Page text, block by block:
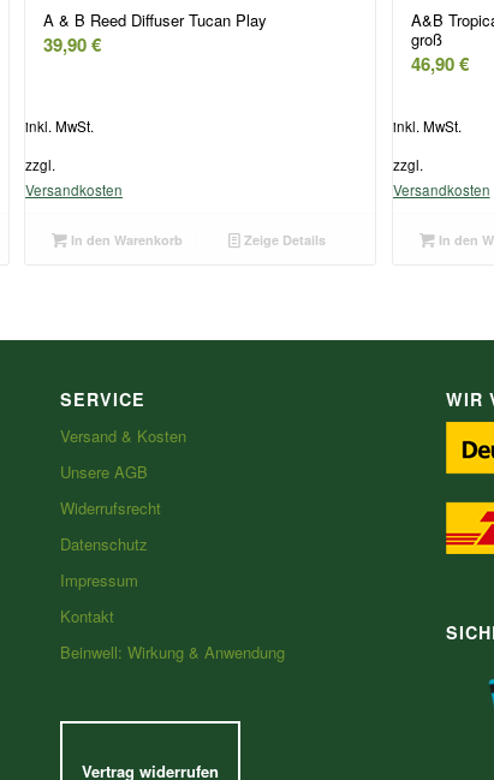
A & B Reed Diffuser Tucan Play
39,90€
inkl. MwSt.
zzgl.
Versandkosten
In den Warenkorb Zeige Details
A&B
groß
46,90€
inkl. MwSt.
zzgl.
Versandkosten
In den
SERVICE
Versand & Kosten
Unsere AGB
Widerrufsrecht
Datenschutz
Impressum
Kontakt
Beinwell: Wirkung & Anwendung
Vertrag widerrufen
WIR